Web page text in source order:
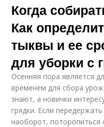
Когда
Как
тыквы и ее
для уборки с
Осенняя пора является
временем для сбора
знают, а новички
грядки. Если
наоборот,